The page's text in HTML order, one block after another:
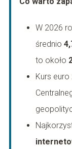
W 2026
średnio
to około
Kurs